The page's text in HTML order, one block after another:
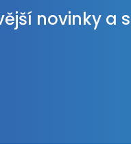
novinky a